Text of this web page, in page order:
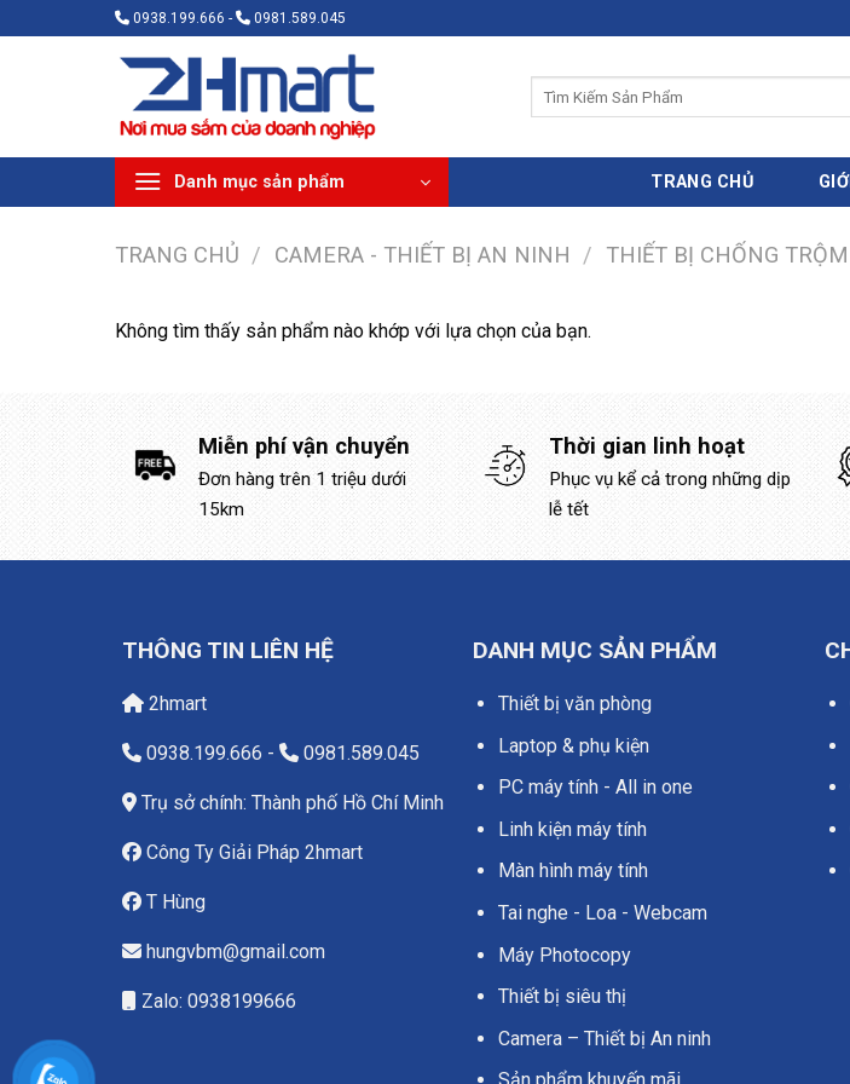
qua
0938.199.666 - 0981.589.045
Danh mục sản phẩm TRANG CHỦ
TRANG CHỦ / CAMERA - THIẾT BỊ AN NINH / THIẾT BỊ CHỐNG TRỘM
Không tìm thấy sản phẩm nào khớp với lựa chọn của bạn.
Miễn phí vận chuyển
Đơn hàng trên 1 triệu dưới
15km
Thời gian linh hoạt
Phục vụ kể cả trong những dịp
lễ tết
THÔNG TIN LIÊN HỆ
2hmart
0938.199.666 - 0981.589.045
Trụ sở chính: Thành phố Hồ Chí Minh
Công Ty Giải Pháp 2hmart
T Hùng
hungvbm@gmail.com
Zalo: 0938199666
DANH MỤC SẢN PHẨM
Thiết bị văn phòng
Laptop & phụ kiện
PC máy tính - All in one
Linh kiện máy tính
Màn hình máy tính
Tai nghe - Loa - Webcam
Máy Photocopy
Thiết bị siêu thị
Camera – Thiết bị An ninh